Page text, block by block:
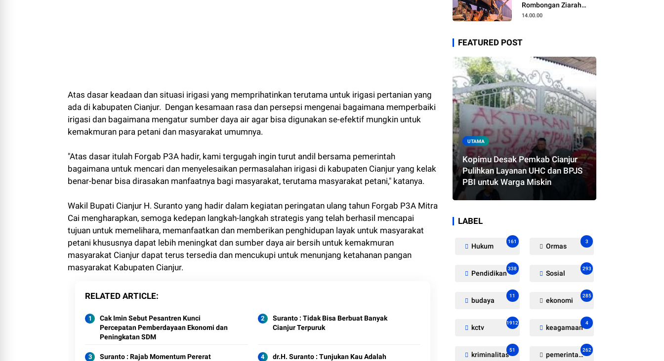
Atas dasar keadaan dan situasi irigasi yang memprihatinkan terutama untuk irigasi pertanian yang
ada di kabupaten Cianjur. Dengan kesamaan rasa dan persepsi mengenai bagaimana memperbaiki
irigasi dan bagaimana mengatur sumber daya air agar bisa digunakan se-efektif mungkin untuk
kemakmuran para petani dan masyarakat umumnya.
"Atas dasar itulah Forgab P3A hadir, kami tergugah ingin turut andil bersama pemerintah
bagaimana untuk mencari dan menyelesaikan permasalahan irigasi di kabupaten Cianjur yang kelak
benar-benar bisa dirasakan manfaatnya bagi masyarakat, terutama masyarakat petani," katanya.
Wakil Bupati Cianjur H. Suranto yang hadir dalam kegiatan peringatan ulang tahun Forgab P3A Mitra
Cai mengharapkan, semoga kedepan langkah-langkah strategis yang telah berhasil mencapai
tujuan untuk memelihara, memanfaatkan dan memberikan penghidupan layak untuk masyarakat
petani khususnya dapat lebih meningkat dan sumber daya air bersih untuk kemakmuran
masyarakat Cianjur dapat terus tersedia dan mencukupi untuk menunjang ketahanan pangan
masyarakat Kabupaten Cianjur.
RELATED ARTICLE
Cak Imin Sebut Pesantren Kunci
Percepatan Pemberdayaan Ekonomi dan
Peningkatan SDM
Suranto : Tidak Bisa Berbuat Banyak
Cianjur Terpuruk
Suranto : Rajab Momentum Pererat
dr.H. Suranto : Tunjukan Kau Adalah
Rombongan Ziarah
Walisongo Pesantren
14.00.00
FEATURED POST
UTAMA
Kopimu Desak Pemkab Cianjur
Pulihkan Layanan UHC dan BPJS
PBI untuk Warga Miskin
LABEL
Hukum
161
Ormas
3
Pendidikan
338
Sosial
293
budaya
11
ekonomi
285
kctv
1912
keagamaan
4
kriminalitas
51
pemerintahan
262